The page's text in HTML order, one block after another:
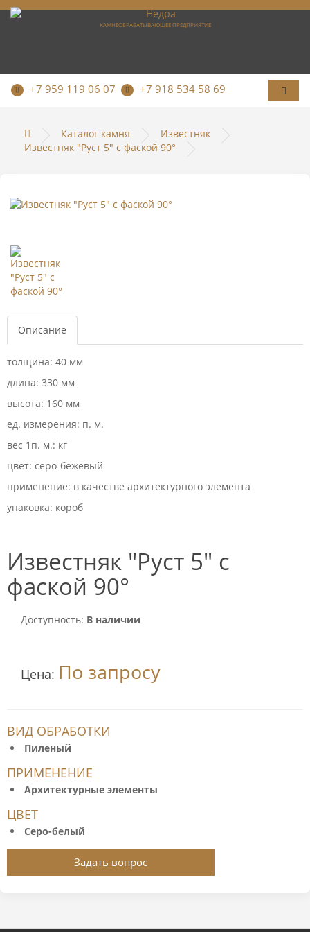
КАМНЕОБРАБАТЫВАЮЩЕЕ ПРЕДПРИЯТИЕ
+7 959 119 06 07 +7 918 534 58 69
Каталог камня
Известняк
Известняк "Руст 5" с фаской 90°
Описание
толщина: 40 мм
длина: 330 мм
высота: 160 мм
ед. измерения: п. м.
вес 1п. м.: кг
цвет: серо-бежевый
применение: в качестве архитектурного элемента
упаковка: короб
Известняк "Руст 5" с
фаской 90°
Доступность: В наличии
Цена: По запросу
ВИД ОБРАБОТКИ
Пиленый
ПРИМЕНЕНИЕ
Архитектурные элементы
ЦВЕТ
Серо-белый
Задать вопрос